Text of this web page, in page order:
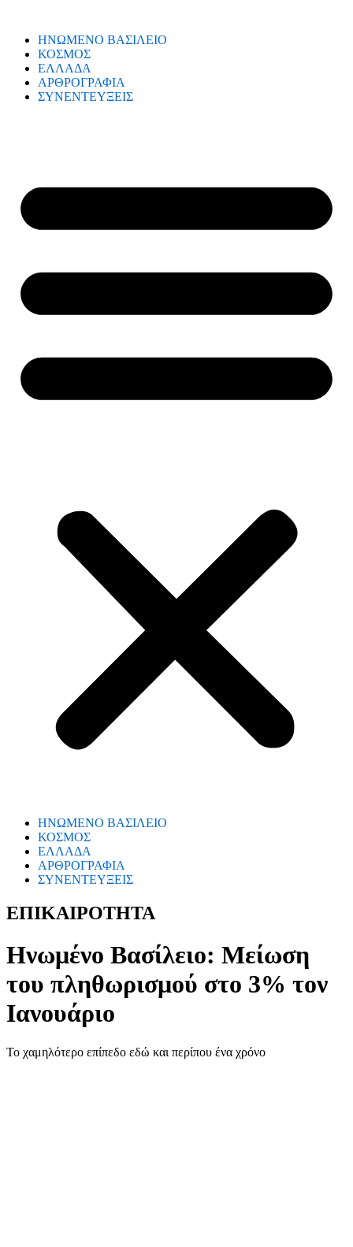
ΗΝΩΜΕΝΟ ΒΑΣΙΛΕΙΟ
ΚΟΣΜΟΣ
ΕΛΛΑΔΑ
ΑΡΘΡΟΓΡΑΦΙΑ
ΣΥΝΕΝΤΕΥΞΕΙΣ
ΗΝΩΜΕΝΟ ΒΑΣΙΛΕΙΟ
ΚΟΣΜΟΣ
ΕΛΛΑΔΑ
ΑΡΘΡΟΓΡΑΦΙΑ
ΣΥΝΕΝΤΕΥΞΕΙΣ
ΕΠΙΚΑΙΡΟΤΗΤΑ
Ηνωμένο Βασίλειο: Μείωση
του πληθωρισμού στο 3% τον
Ιανουάριο
Το χαμηλότερο επίπεδο εδώ και περίπου ένα χρόνο